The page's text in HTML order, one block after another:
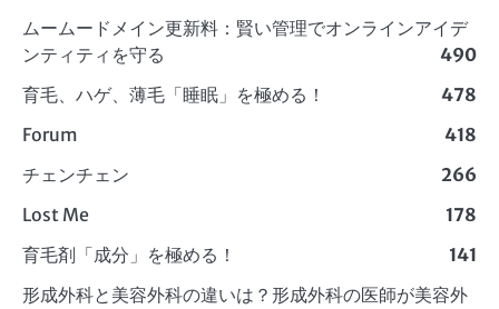
ムームードメイン更新料：賢い管理でオンラインアイデ
ンティティを守る
490
育毛、ハゲ、薄毛「睡眠」を極める！
478
Forum
418
チェンチェン
266
Lost Me
178
育毛剤「成分」を極める！
141
形成外科と美容外科の違いは？形成外科の医師が美容外